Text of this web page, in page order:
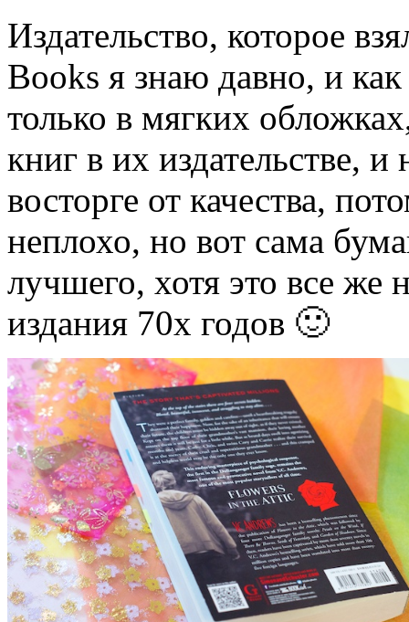
Издательство, которое
Books я знаю давно, и
только в мягких
книг в их издательстве,
восторге от качества,
неплохо, но вот сама
лучшего, хотя это все же
издания 70х годов 🙂